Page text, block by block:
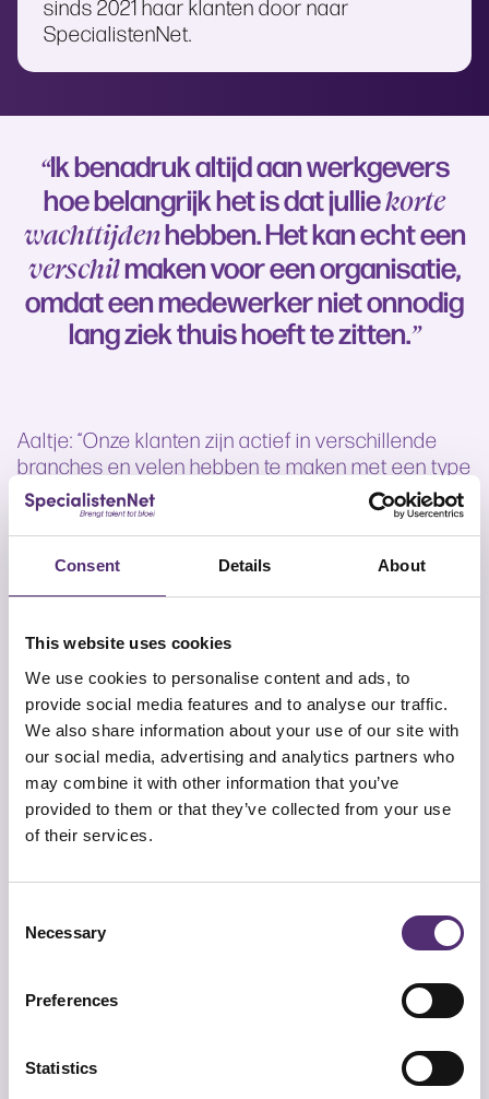
Consent Details About
This website uses cookies
We use cookies to personalise content and ads, to
provide social media features and to analyse our traffic.
We also share information about your use of our site with
our social media, advertising and analytics partners who
may combine it with other information that you’ve
provided to them or that they’ve collected from your use
of their services.
Selection
Necessary
Preferences
Statistics
sinds 2021 haar klanten door naar
SpecialistenNet.
“Ik benadruk altijd aan werkgevers
hoe belangrijk het is dat julliekorte
wachttijdenhebben. Het kan echt een
verschilmaken voor een organisatie,
omdat een medewerker niet onnodig
lang ziek thuis hoeft te zitten.”
Aaltje: “Onze klanten zijn actief in verschillende
branches en velen hebben te maken met een type
medewerker dat zowel fysiek als mentaal zwaar
werk uitvoert. De cultuur binnen een organisatie
speelt vaak ook een grote rol in de mentale
belasting van medewerkers. Wat wij zien, is dat de
combinatie van fysieke en mentale druk leidt tot
Mentale hulp zonder taalbarrières
“Wat wij als arbodienstverlener als groot
voordeel zien, is dat SpecialistenNet mentale hulp
biedt in verschillende talen. We werken
bijvoorbeeld met productiebedrijven waar een
deel van de medewerkers een anderstalige
achtergrond heeft. Deze medewerkers krijgen
interventies via SpecialistenNet aan te bieden,
ondersteunen. Dat stukje extra waarde maakt
echt het verschil.”
Vertrouwen als basis, snelheid als